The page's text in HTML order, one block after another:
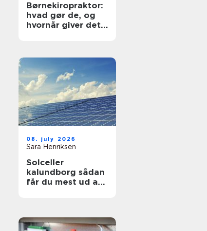
Børnekiropraktor:
hvad gør de, og
hvornår giver det
08. july 2026
Sara Henriksen
Solceller
kalundborg sådan
får du mest ud af